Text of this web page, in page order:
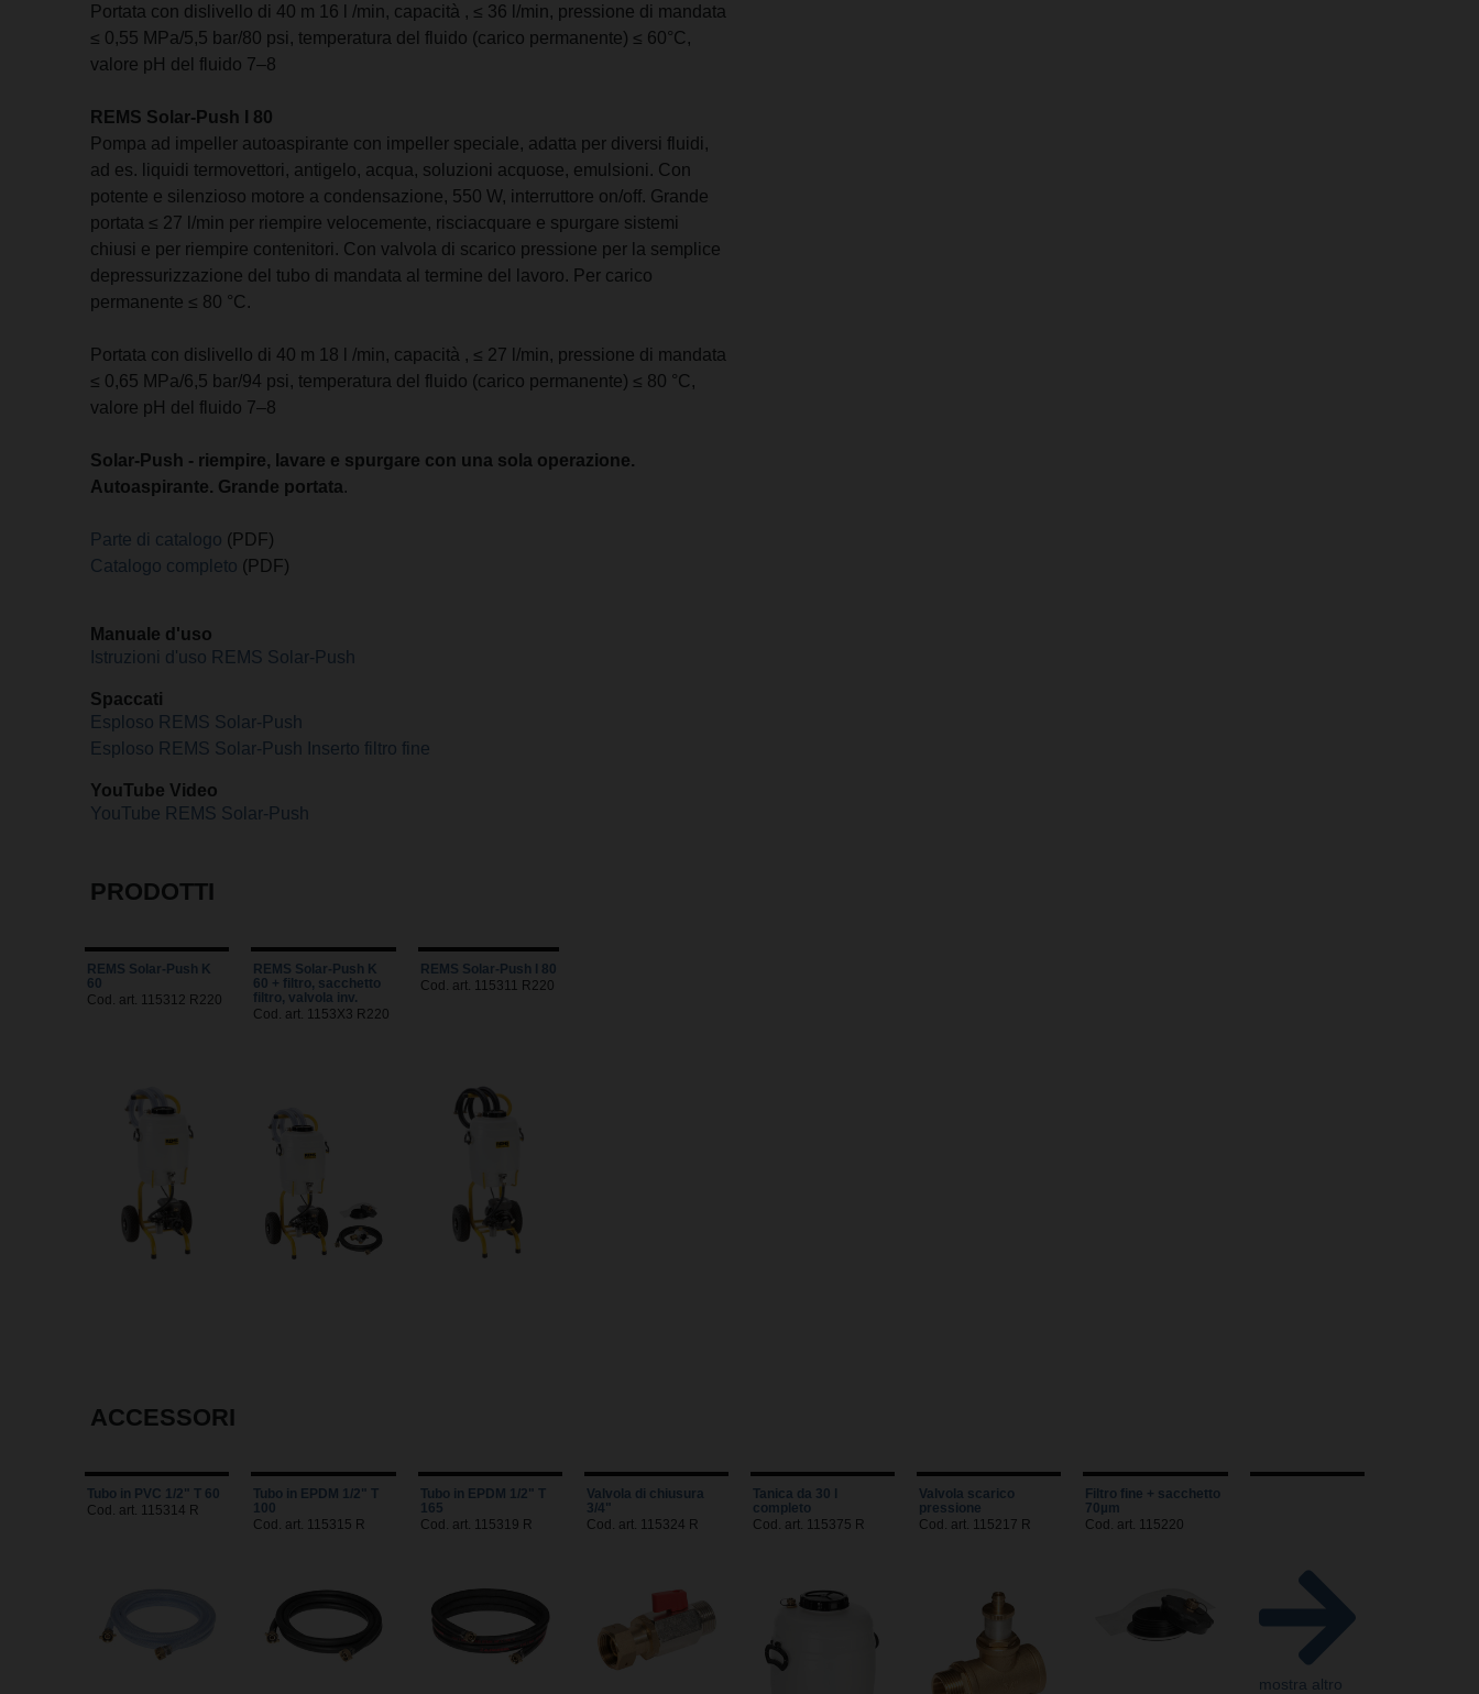
Portata con dislivello di 40 m 16 l /min, capacità , ≤ 36 l/min, pressione di mandata
≤ 0,55 MPa/5,5 bar/80 psi, temperatura del fluido (carico permanente) ≤ 60°C,
valore pH del fluido 7–8
REMS Solar-Push I 80
Pompa ad impeller autoaspirante con impeller speciale, adatta per diversi fluidi,
ad es. liquidi termovettori, antigelo, acqua, soluzioni acquose, emulsioni. Con
potente e silenzioso motore a condensazione, 550 W, interruttore on/off. Grande
portata ≤ 27 l/min per riempire velocemente, risciacquare e spurgare sistemi
chiusi e per riempire contenitori. Con valvola di scarico pressione per la semplice
depressurizzazione del tubo di mandata al termine del lavoro. Per carico
permanente ≤ 80 °C.
Portata con dislivello di 40 m 18 l /min, capacità , ≤ 27 l/min, pressione di mandata
≤ 0,65 MPa/6,5 bar/94 psi, temperatura del fluido (carico permanente) ≤ 80 °C,
valore pH del fluido 7–8
Solar-Push - riempire, lavare e spurgare con una sola operazione.
Autoaspirante. Grande portata.
Parte di catalogo (PDF)
Catalogo completo (PDF)
Manuale d'uso
Istruzioni d'uso REMS Solar-Push
Spaccati
Esploso REMS Solar-Push
Esploso REMS Solar-Push Inserto filtro fine
YouTube Video
YouTube REMS Solar-Push
PRODOTTI
REMS Solar-Push K
60
Cod. art. 115312 R220
REMS Solar-Push K
60 + filtro, sacchetto
filtro, valvola inv.
Cod. art. 1153X3 R220
REMS Solar-Push I 80
Cod. art. 115311 R220
ACCESSORI
Tubo in PVC 1/2" T 60
Cod. art. 115314 R
Tubo in EPDM 1/2" T
100
Cod. art. 115315 R
Tubo in EPDM 1/2" T
165
Cod. art. 115319 R
Valvola di chiusura
3/4"
Cod. art. 115324 R
Tanica da 30 l
completo
Cod. art. 115375 R
Valvola scarico
pressione
Cod. art. 115217 R
Filtro fine + sacchetto
70µm
Cod. art. 115220
mostra altro